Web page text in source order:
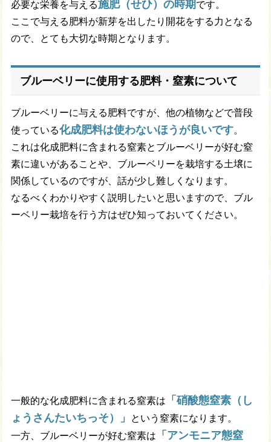
必要な栄養を与える施肥（せひ）の時期です。
ここで与える肥料が新芽を出したり開花をする力となる
ので、とても大切な時期となります。
ブルーベリーに使用する肥料・窒素について
ブルーベリーに与える肥料ですが、他の植物などで普段
使っている化成肥料は使わないほうが良いです。
これは化成肥料に含まれる窒素とブルーベリーが好む窒
素に違いがあることや、ブルーベリーを栽培する土壌に
関係しているのですが、話が少し難しくなります。
なるべくわかりやすく説明したいと思いますので、ブル
ーベリー栽培を行う方はぜひ知っておいてください。
一般的な化成肥料に含まれる窒素は
「硝酸態窒素（し
ょうさんたいちっそ）」
という窒素になります。
一方、ブルーベリーが好む窒素は
「アンモニア態窒